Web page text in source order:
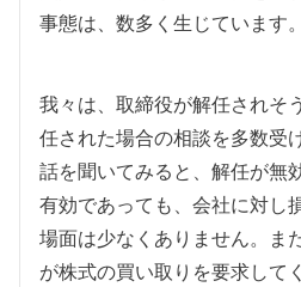
事態は、数多く生じています。
我々は、取締役が解任されそ
任された場合の相談を多数受
話を聞いてみると、解任が無
有効であっても、会社に対し
場面は少なくありません。ま
が株式の買い取りを要求して